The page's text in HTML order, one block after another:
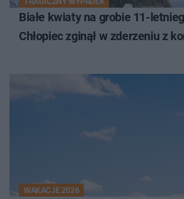
Białe kwiaty na grobie 11-
Chłopiec zginął w zderzeniu z
WAKACJE 2026